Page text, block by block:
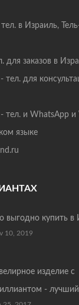
в Израиль,
для заказов в
тел. для
тел. и WhatsApp и
языке
выгодно купить в
10, 2019
изделие с
-